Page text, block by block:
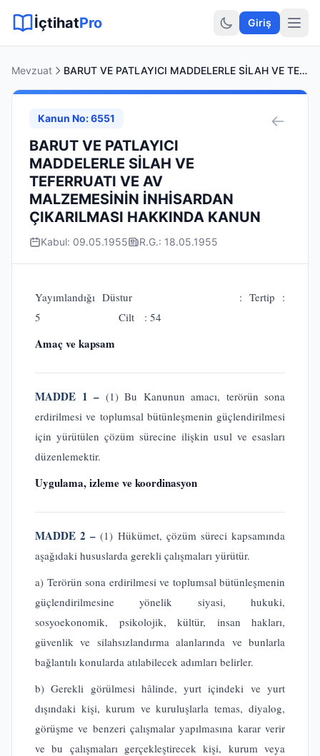
Hukuki Araçlar
İçtihatPro Giriş
Mevzuat BARUT VE PATLAYICI MADDELERLE SİLAH VE TEFERRUATI VE AV MALZEMESİNİN İNHİSARDAN ÇIKARILMASI HAKKINDA KANUN
Kanun No: 6551
BARUT VE PATLAYICI
MADDELERLE SİLAH VE
TEFERRUATI VE AV
MALZEMESİNİN İNHİSARDAN
ÇIKARILMASI HAKKINDA KANUN
Kabul: 09.05.1955 R.G.: 18.05.1955
Yayımlandığı Düstur : Tertip :
5 Cilt : 54
Amaç ve kapsam
MADDE 1 – (1) Bu Kanunun amacı, terörün sona
erdirilmesi ve toplumsal bütünleşmenin güçlendirilmesi
için yürütülen çözüm sürecine ilişkin usul ve esasları
düzenlemektir.
Uygulama, izleme ve koordinasyon
MADDE 2 – (1) Hükümet, çözüm süreci kapsamında
aşağıdaki hususlarda gerekli çalışmaları yürütür.
a) Terörün sona erdirilmesi ve toplumsal bütünleşmenin
güçlendirilmesine yönelik siyasi, hukuki,
sosyoekonomik, psikolojik, kültür, insan hakları,
güvenlik ve silahsızlandırma alanlarında ve bunlarla
bağlantılı konularda atılabilecek adımları belirler.
b) Gerekli görülmesi hâlinde, yurt içindeki ve yurt
dışındaki kişi, kurum ve kuruluşlarla temas, diyalog,
görüşme ve benzeri çalışmalar yapılmasına karar verir
ve bu çalışmaları gerçekleştirecek kişi, kurum veya